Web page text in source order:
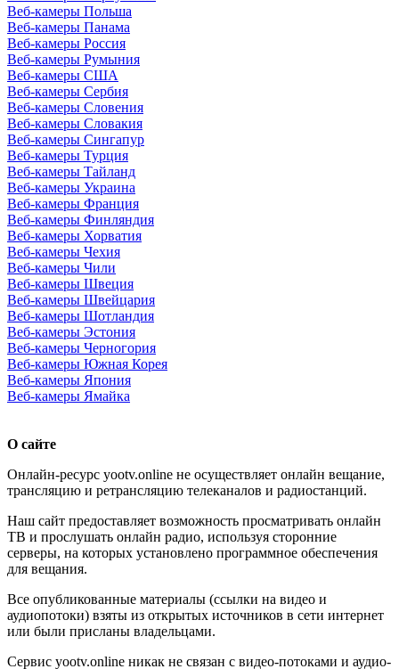
Веб-камеры Польша
Веб-камеры Панама
Веб-камеры Россия
Веб-камеры Румыния
Веб-камеры США
Веб-камеры Сербия
Веб-камеры Словения
Веб-камеры Словакия
Веб-камеры Сингапур
Веб-камеры Турция
Веб-камеры Тайланд
Веб-камеры Украина
Веб-камеры Франция
Веб-камеры Финляндия
Веб-камеры Хорватия
Веб-камеры Чехия
Веб-камеры Чили
Веб-камеры Швеция
Веб-камеры Швейцария
Веб-камеры Шотландия
Веб-камеры Эстония
Веб-камеры Черногория
Веб-камеры Южная Корея
Веб-камеры Япония
Веб-камеры Ямайка
О сайте
Онлайн-ресурс yootv.online не осуществляет онлайн вещание,
трансляцию и ретрансляцию телеканалов и радиостанций.
Наш сайт предоставляет возможность просматривать онлайн
ТВ и прослушать онлайн радио, используя сторонние
серверы, на которых установлено программное обеспечения
для вещания.
Все опубликованные материалы (ссылки на видео и
аудиопотоки) взяты из открытых источников в сети интернет
или были присланы владельцами.
Сервис yootv.online никак не связан с видео-потоками и аудио-